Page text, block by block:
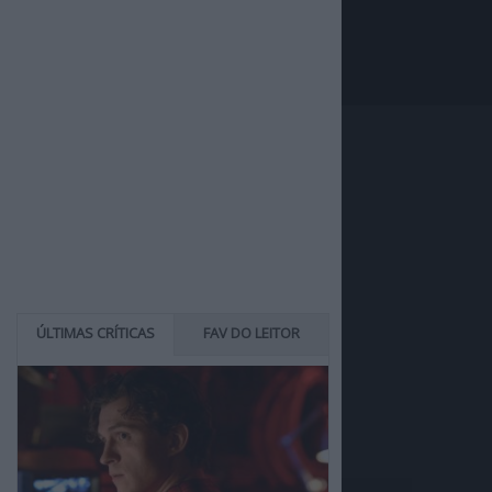
ÚLTIMAS CRÍTICAS FAV DO LEITOR